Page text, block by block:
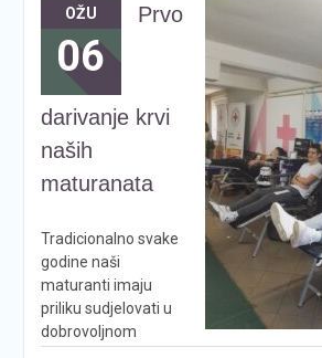
OŽU
06
Prvo
darivanje krvi
naših
maturanata
Tradicionalno svake
godine naši
maturanti imaju
priliku sudjelovati u
dobrovoljnom